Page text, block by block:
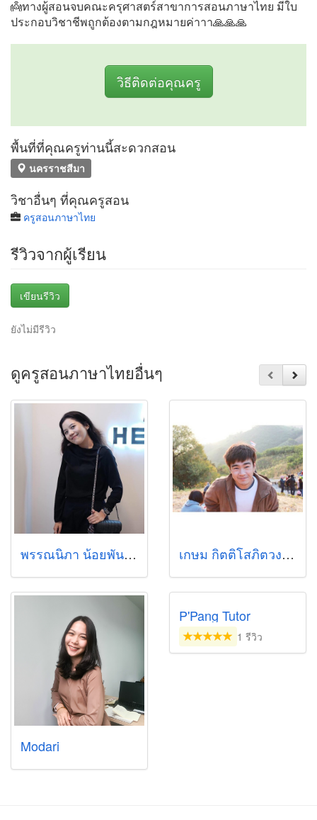
👼ทางผู้สอนจบคณะครุศาสตร์สาขาการสอนภาษาไทย มีใบ
ประกอบวิชาชีพถูกต้องตามกฎหมายค่าาา🙏🙏🙏
วิธีติดต่อคุณครู
พื้นที่ที่คุณครูท่านนี้สะดวกสอน
นครราชสีมา
วิชาอื่นๆ ที่คุณครูสอน
ครูสอนภาษาไทย
รีวิวจากผู้เรียน
เขียนรีวิว
ยังไม่มีรีวิว
ดูครูสอนภาษาไทยอื่นๆ
พรรณนิภา น้อยพันธ์ (ป๊อป) เกษม กิตติโสภิตวงศ์ (บอส)
Modari
P'Pang Tutor
1 รีวิว